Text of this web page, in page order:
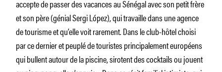
accepte de passer des vacances au Sénégal avec son petit frère
et son père (génial Sergi López), qui travaille dans une agence
de tourisme et qu’elle voit rarement. Dans le club-hôtel choisi
par ce dernier et peuplé de touristes principalement européens
qui bullent autour de la piscine, sirotent des cocktails ou jouent